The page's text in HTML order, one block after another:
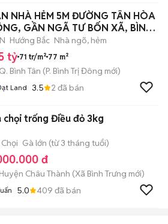
NHÀ HẺM 5M ĐƯỜNG TÂN HÒA
GẦN NGÃ TƯ BỐN XÃ, BÌNH
Hướng Bắc Nhà ngõ, hẻm
tỷ 71 tr/m² 77 m²
Q. Bình Tân (P. Bình Trị Đông mới)
Land 3.5 2 đã bán
chọi trống Điều đỏ 3kg
Gà lớn (từ 3 tháng tuổi)
đ
Huyện Châu Thành (Xã Bình Trưng mới)
5.0 409 đã bán